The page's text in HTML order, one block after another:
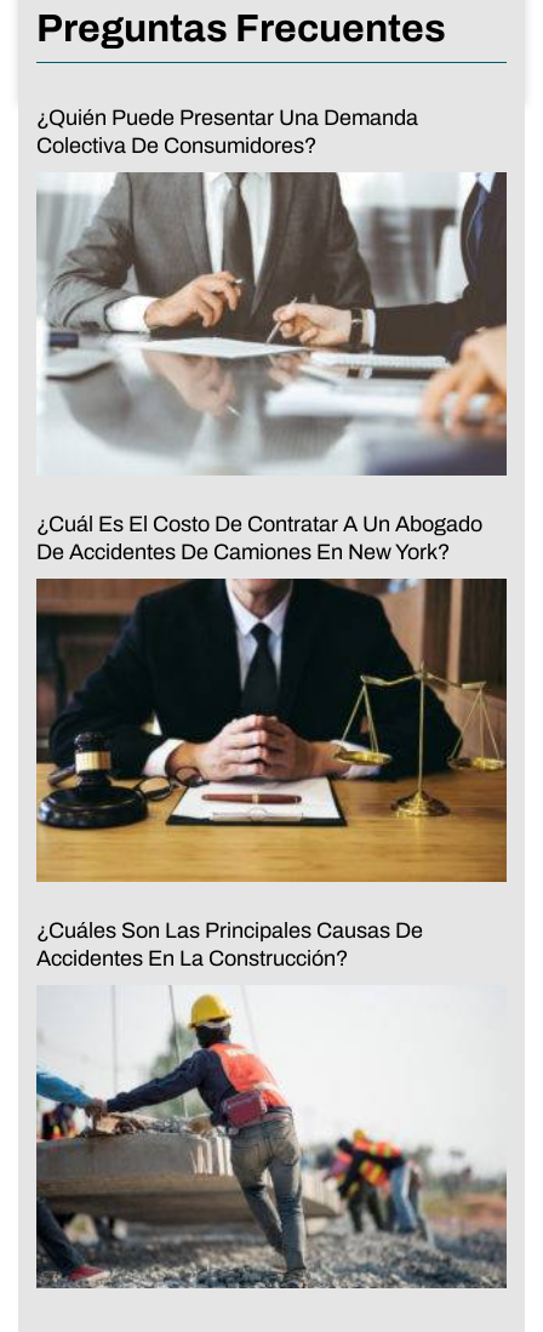
Preguntas Frecuentes
¿Quién Puede Presentar Una Demanda
Colectiva De Consumidores?
¿Cuál Es El Costo De Contratar A Un Abogado
De Accidentes De Camiones En New York?
¿Cuáles Son Las Principales Causas De
Accidentes En La Construcción?